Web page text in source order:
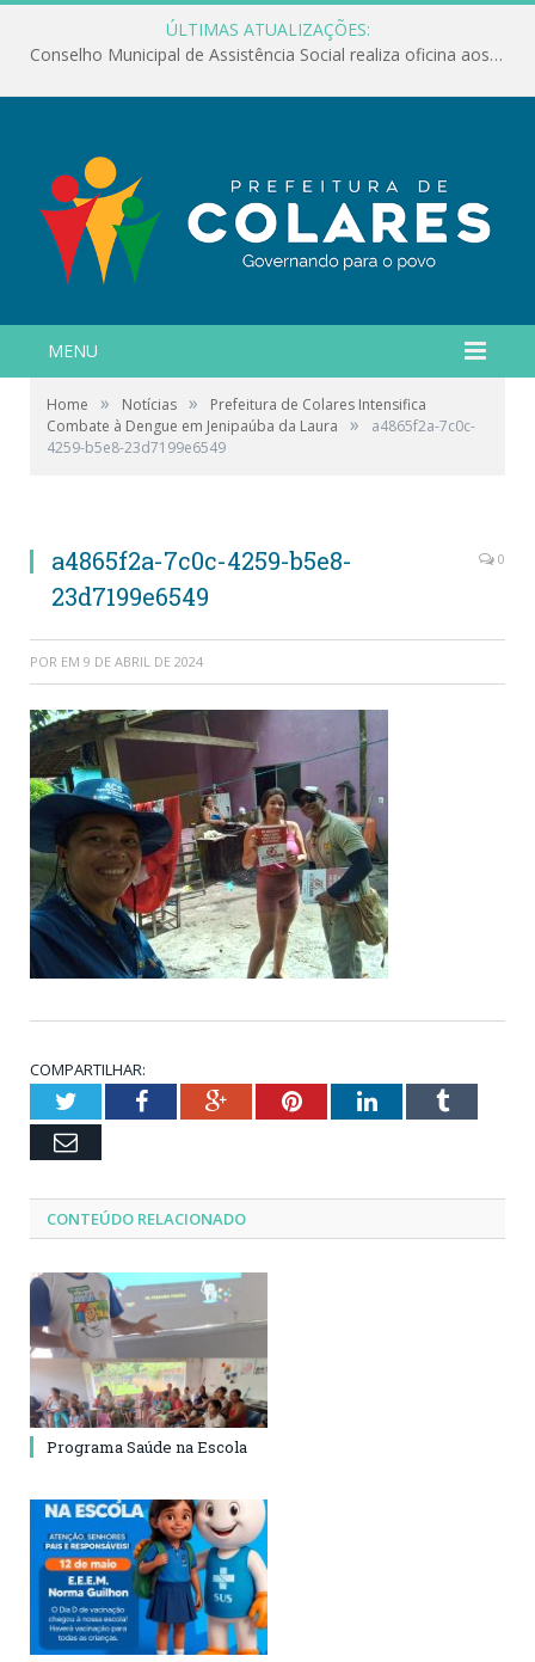
ÚLTIMAS ATUALIZAÇÕES:
Conselho Municipal de Assistência Social realiza oficina aos servidores
MENU
Home » Notícias »
Prefeitura de Colares Intensifica
Combate à Dengue em Jenipaúba da Laura
»
a4865f2a-7c0c-
4259-b5e8-23d7199e6549
a4865f2a-7c0c-4259-b5e8-
23d7199e6549
0
POR EM 9 DE ABRIL DE 2024
COMPARTILHAR:
TwitterFacebookGoogle+PinterestLinkedInTumblr
Email
CONTEÚDO RELACIONADO
Programa Saúde na Escola